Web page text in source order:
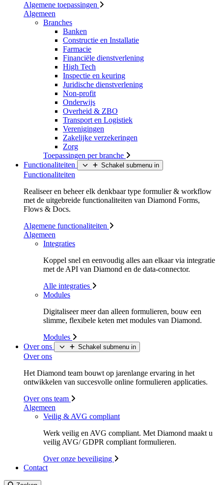
Algemene toepassingen
Algemeen
Branches
Banken
Constructie en Installatie
Farmacie
Financiële dienstverlening
High Tech
Inspectie en keuring
Juridische dienstverlening
Non-profit
Onderwijs
Overheid & ZBO
Transport en Logistiek
Verenigingen
Zakelijke verzekeringen
Zorg
Toepassingen per branche
Functionaliteiten
Schakel submenu in
Functionaliteiten
Realiseer en beheer elk denkbaar type formulier & workflow
met de uitgebreide functionaliteiten van Diamond Forms,
Flows & Docs.
Algemene functionaliteiten
Algemeen
Integraties
Koppel snel en eenvoudig alles aan elkaar via integratie
met de API van Diamond en de data-connector.
Alle integraties
Modules
Digitaliseer meer dan alleen formulieren, bouw een
slimme, flexibele keten met modules van Diamond.
Modules
Over ons
Schakel submenu in
Over ons
Het Diamond team bouwt op jarenlange ervaring in het
ontwikkelen van succesvolle online formulieren applicaties.
Over ons team
Algemeen
Veilig & AVG compliant
Werk veilig en AVG compliant. Met Diamond maakt u
veilig AVG/ GDPR compliant formulieren.
Over onze beveiliging
Contact